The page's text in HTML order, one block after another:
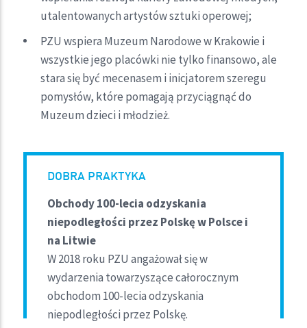
utalentowanych artystów sztuki operowej;
PZU wspiera Muzeum Narodowe w Krakowie i
wszystkie jego placówki nie tylko finansowo, ale
stara się być mecenasem i inicjatorem szeregu
pomysłów, które pomagają przyciągnąć do
Muzeum dzieci i młodzież.
DOBRA PRAKTYKA
Obchody 100-lecia odzyskania
niepodległości przez Polskę w Polsce i
na Litwie
W 2018 roku PZU angażował się w
wydarzenia towarzyszące całorocznym
obchodom 100-lecia odzyskania
niepodległości przez Polskę.